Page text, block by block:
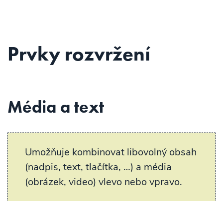
Prvky rozvržení
Média a text
Umožňuje kombinovat libovolný obsah
(nadpis, text, tlačítka, …) a média
(obrázek, video) vlevo nebo vpravo.